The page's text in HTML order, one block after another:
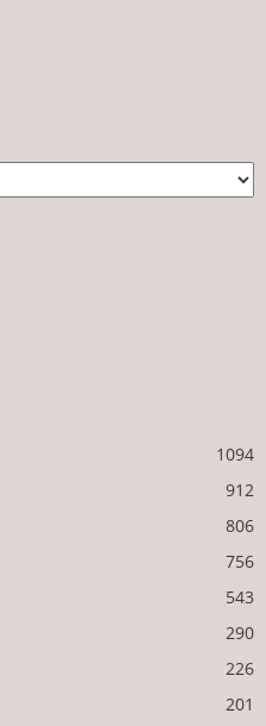
1094
912
806
756
543
290
226
201